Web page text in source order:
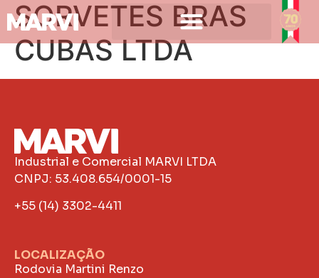
SORVETES BRAS
CUBAS LTDA
Industrial e Comercial MARVI LTDA
CNPJ: 53.408.654/0001-15
+55 (14) 3302-4411
LOCALIZAÇÃO
Rodovia Martini Renzo